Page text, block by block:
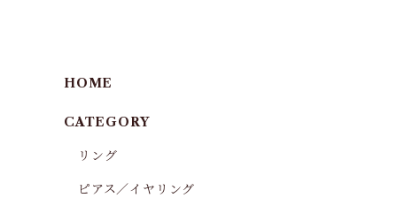
HOME
CATEGORY
リング
ピアス／イヤリング